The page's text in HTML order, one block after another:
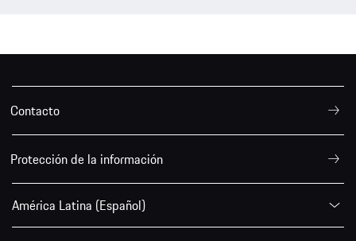
Contacto
Protección de la información
América Latina (Español)